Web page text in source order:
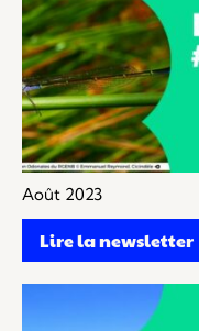
Août 2023
Lire la newsletter